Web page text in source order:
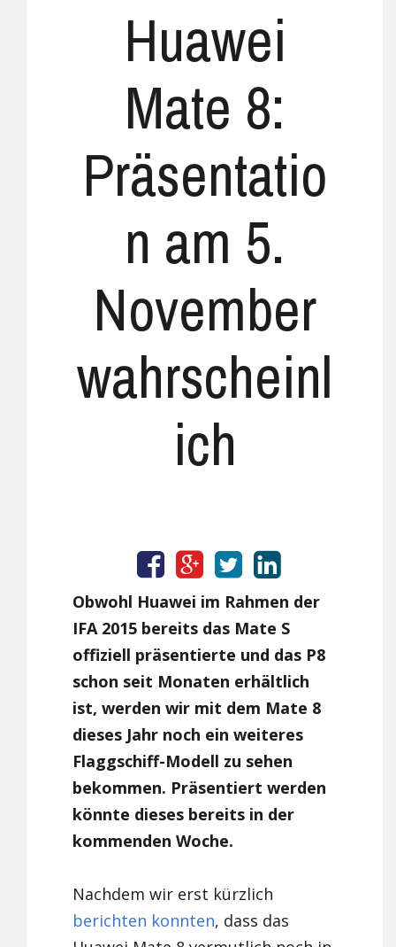
Huawei
Mate 8:
Präsentatio
n am 5.
November
wahrscheinl
ich
Obwohl Huawei im Rahmen der
IFA 2015 bereits das Mate S
offiziell präsentierte und das P8
schon seit Monaten erhältlich
ist, werden wir mit dem Mate 8
dieses Jahr noch ein weiteres
Flaggschiff-Modell zu sehen
bekommen. Präsentiert werden
könnte dieses bereits in der
kommenden Woche.
Nachdem wir erst kürzlich
berichten konnten, dass das